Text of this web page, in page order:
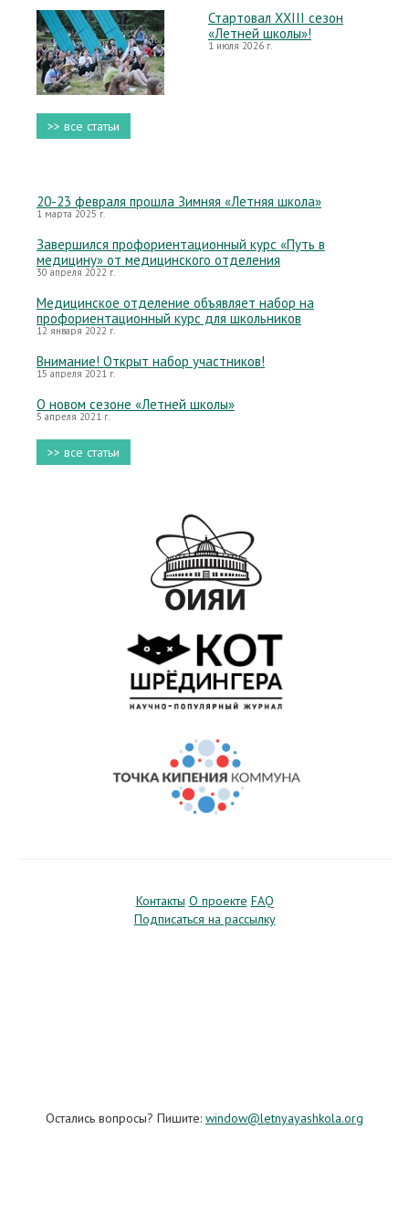
Стартовал XXIII сезон
«Летней школы»!
1 июля 2026 г.
>> все статьи
20-23 февраля прошла Зимняя «Летняя школа»
1 марта 2025 г.
Завершился профориентационный курс «Путь в
медицину» от медицинского отделения
30 апреля 2022 г.
Медицинское отделение объявляет набор на
профориентационный курс для школьников
12 января 2022 г.
Внимание! Открыт набор участников!
15 апреля 2021 г.
О новом сезоне «Летней школы»
5 апреля 2021 г.
>> все статьи
Контакты О проекте FAQ
Подписаться на рассылку
Остались вопросы? Пишите: window@letnyayashkola.org